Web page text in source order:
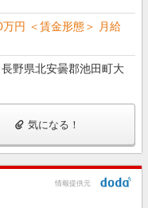
円 ＜賃金形態＞ 月給
野県北安曇郡池田町大
気になる！
情報提供元